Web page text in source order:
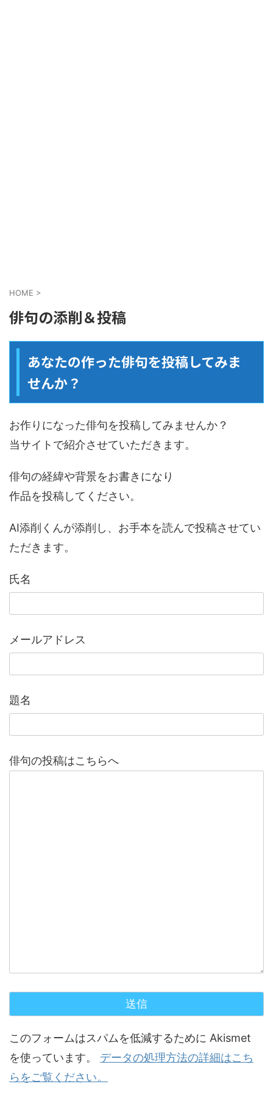
HOME >
俳句の添削＆投稿
あなたの作った俳句を投稿してみま
せんか？
お作りになった俳句を投稿してみませんか？
当サイトで紹介させていただきます。
俳句の経緯や背景をお書きになり
作品を投稿してください。
AI添削くんが添削し、お手本を読んで投稿させてい
ただきます。
氏名
メールアドレス
題名
俳句の投稿はこちらへ
このフォームはスパムを低減するために Akismet
を使っています。 データの処理方法の詳細はこち
らをご覧ください。